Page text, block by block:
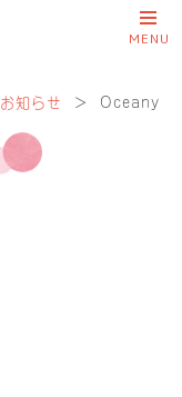
お知らせ ＞ Oceany